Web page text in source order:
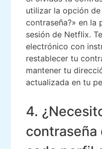
utilizar la opción
contraseña?» en la
sesión de Netflix.
electrónico con
restablecer tu
mantener tu
actualizada en tu
4.
contraseña